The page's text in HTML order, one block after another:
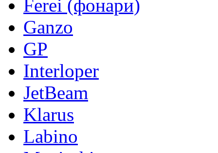
Ferei (фонари)
Ganzo
GP
Interloper
JetBeam
Klarus
Labino